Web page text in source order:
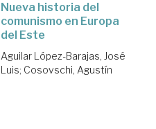
Nueva historia del
comunismo en Europa
del Este
Aguilar López-Barajas, José
Luis; Cosovschi, Agustín